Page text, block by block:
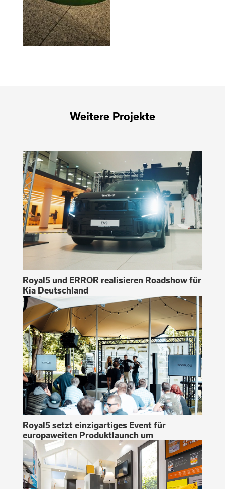
Weitere Projekte
Royal5 und ERROR realisieren Roadshow für
Kia Deutschland
Royal5 setzt einzigartiges Event für
europaweiten Produktlaunch um